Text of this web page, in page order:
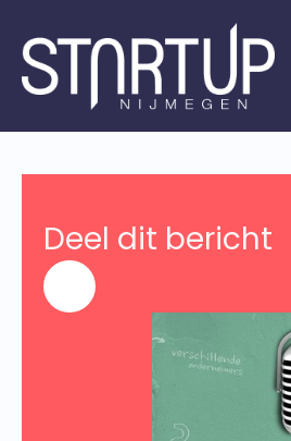
Deel dit bericht